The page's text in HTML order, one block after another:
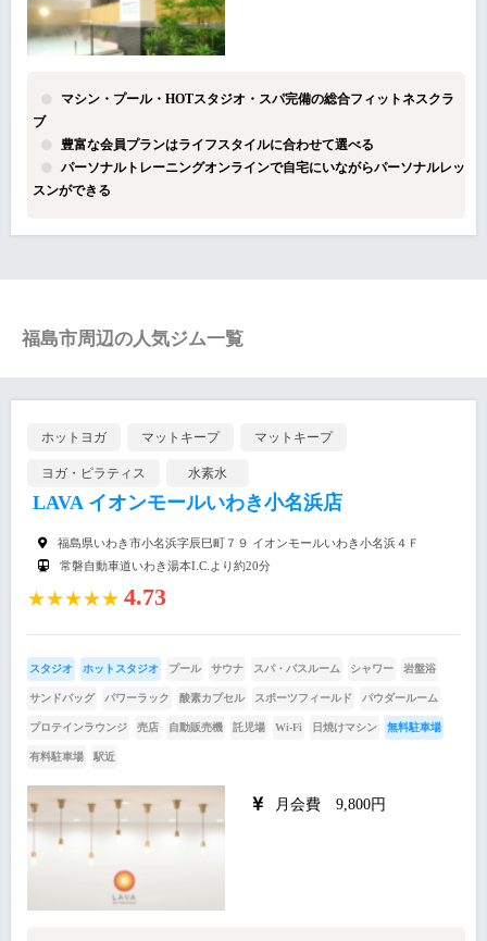
マシン・プール・HOTスタジオ・スパ完備の総合フィットネスクラ
ブ
豊富な会員プランはライフスタイルに合わせて選べる
パーソナルトレーニングオンラインで自宅にいながらパーソナルレッ
スンができる
福島市周辺の人気ジム一覧
ホットヨガ マットキープ マットキープ
ヨガ・ピラティス 水素水
LAVA イオンモールいわき小名浜店
福島県いわき市小名浜字辰巳町７９ イオンモールいわき小名浜４Ｆ
常磐自動車道いわき湯本I.C.より約20分
★★★★★ 4.73
スタジオ ホットスタジオ プール サウナ スパ・バスルーム シャワー 岩盤浴
サンドバッグ パワーラック 酸素カプセル スポーツフィールド パウダールーム
プロテインラウンジ 売店 自動販売機 託児場 Wi-Fi 日焼けマシン 無料駐車場
有料駐車場 駅近
月会費 9,800円